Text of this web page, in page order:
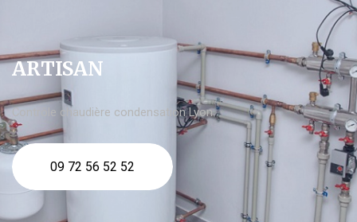
ARTISAN
Contrôle chaudière condensation Lyon
09 72 56 52 52